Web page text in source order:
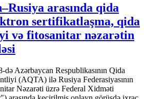
arasında qida
sertifikatlaşma, qida
və fitosanitar nəzarətin
də Azərbaycan Respublikasının Qida
(AQTA) ilə Rusiya Federasiyasının
Nəzarəti üzrə Federal Xidməti